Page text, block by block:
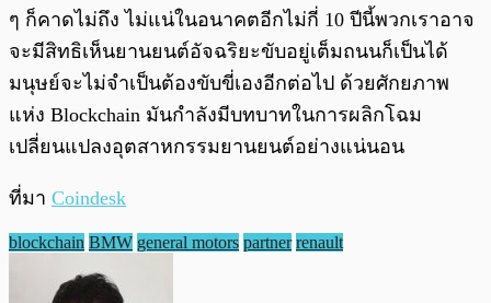
ๆ ก็คาดไม่ถึง ไม่แน่ในอนาคตอีกไม่กี่ 10 ปีนี้พวกเราอาจ
จะมีสิทธิเห็นยานยนต์อัจฉริยะขับอยู่เต็มถนนก็เป็นได้
มนุษย์จะไม่จำเป็นต้องขับขี่เองอีกต่อไป ด้วยศักยภาพ
แห่ง Blockchain มันกำลังมีบทบาทในการผลิกโฉม
เปลี่ยนแปลงอุตสาหกรรมยานยนต์อย่างแน่นอน
ที่มา Coindesk
blockchain BMW general motors partner renault